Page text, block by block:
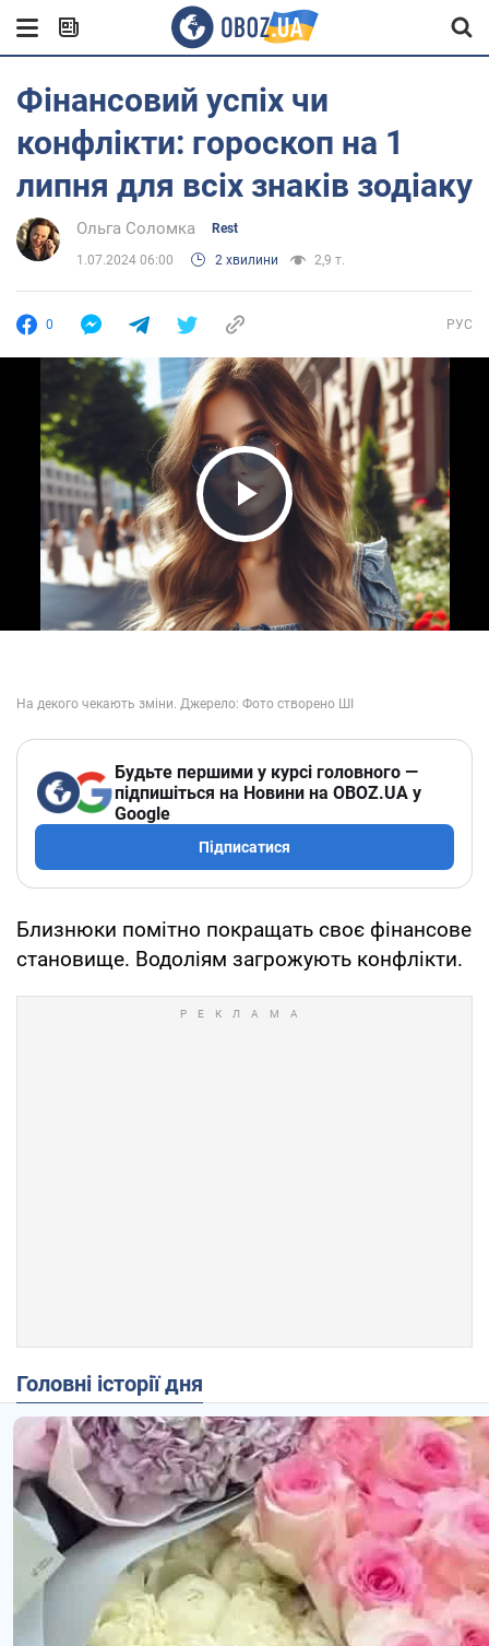
Фінансовий успіх чи
конфлікти: гороскоп на 1
липня для всіх знаків зодіаку
Ольга Соломка Rest
1.07.2024 06:00 2 хвилини 2,9 т.
0 РУС
Play Video
Будьте першими у курсі головного —
підпишіться на Новини на OBOZ.UA у
Google
Підписатися
Близнюки помітно покращать своє фінансове
становище. Водоліям загрожують конфлікти.
Головні історії дня